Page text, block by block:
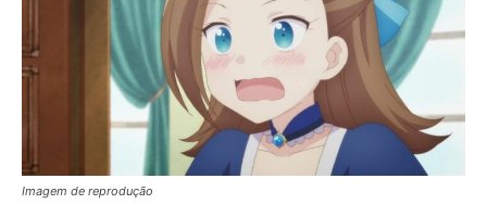
Imagem de reprodução